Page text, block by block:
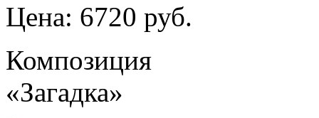
Цена: 6720 руб.
Композиция
«Загадка»